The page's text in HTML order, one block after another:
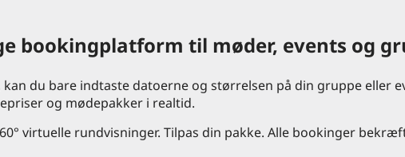
bookingplatform til møder, events og
du bare indtaste datoerne og størrelsen på din gruppe eller
og mødepakker i realtid.
virtuelle rundvisninger. Tilpas din pakke. Alle bookinger